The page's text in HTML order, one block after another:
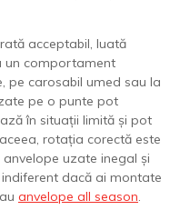
acceptabil, luată
un comportament
pe carosabil umed sau la
pe o punte pot
în situații limită și pot
rotația corectă este
uzate inegal și
dacă ai montate
anvelope all season